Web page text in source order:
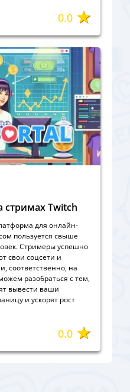
0.0
стримах Twitch
для онлайн-
пользуется свыше
Стримеры успешно
свои соцсети и
соответственно, на
разобраться с тем,
вывести ваши
и ускорят рост
0.0